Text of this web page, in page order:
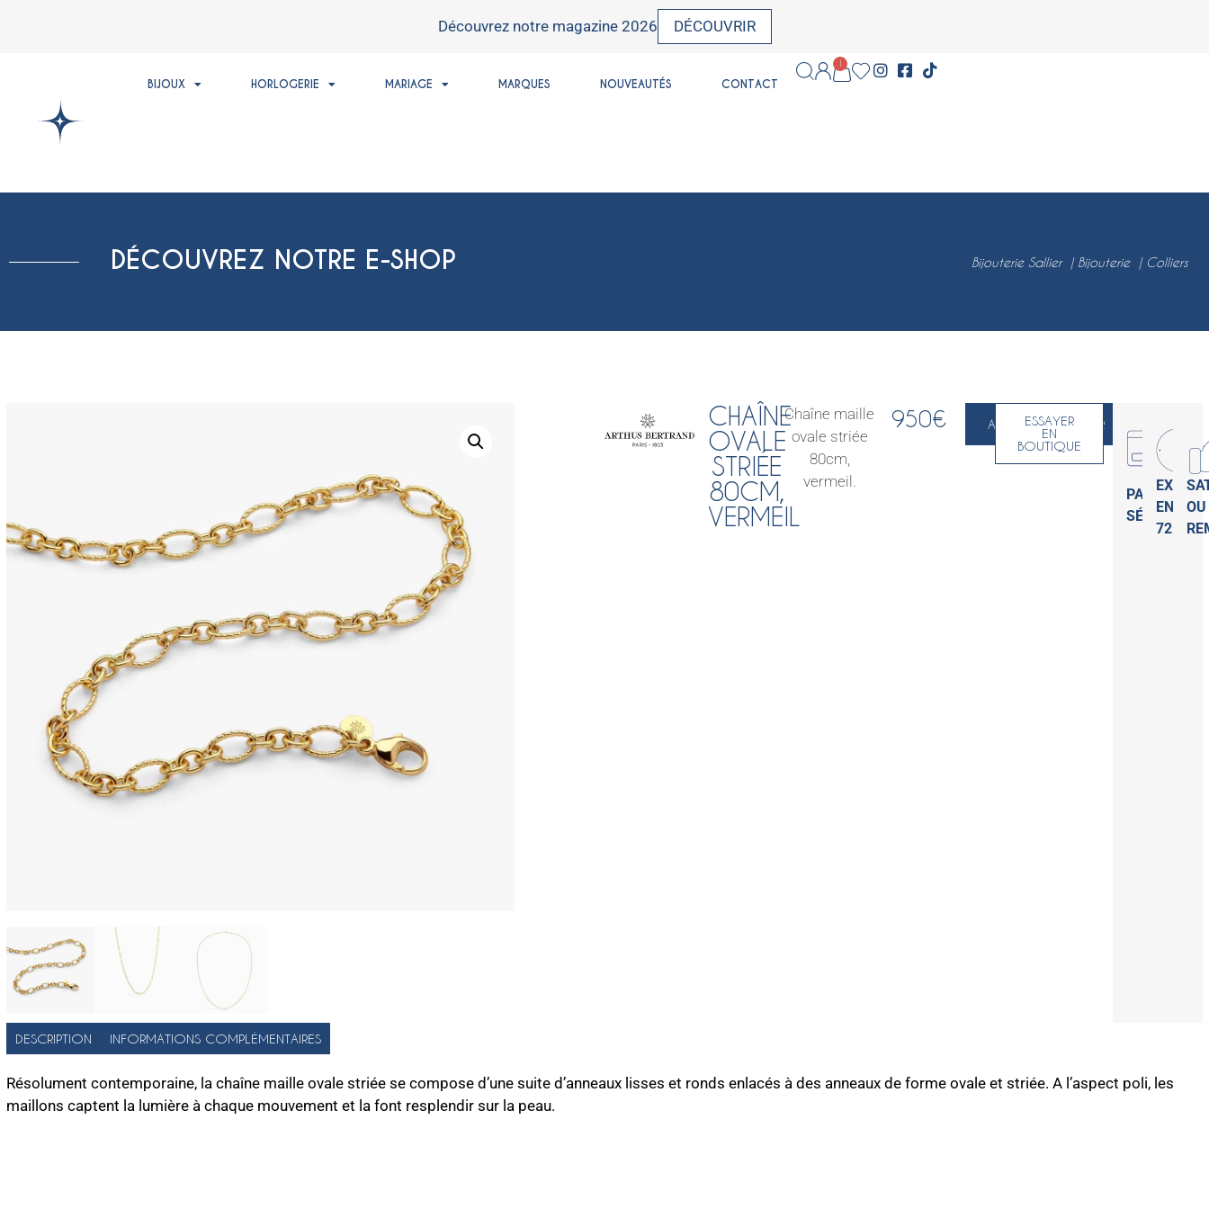
Découvrez notre magazine 2026 DÉCOUVRIR
BIJOUX HORLOGERIE MARIAGE MARQUES NOUVEAUTÉS CONTACT
1
DÉCOUVREZ NOTRE E-SHOP Bijouterie Sallier Bijouterie Colliers
CHAÎNE
OVALE
STRIÉE
80CM,
VERMEIL
Chaîne maille
ovale striée
80cm,
vermeil.
950€ AJOUTER AU PANIER
ESSAYER
EN
BOUTIQUE
PAIEMENT
SÉCURISÉ
EN
72H
OU
DESCRIPTION INFORMATIONS COMPLÉMENTAIRES
Résolument contemporaine, la chaîne maille ovale striée se compose d’une suite d’anneaux lisses et ronds enlacés à des anneaux de forme ovale et striée. A l’aspect poli, les
maillons captent la lumière à chaque mouvement et la font resplendir sur la peau.